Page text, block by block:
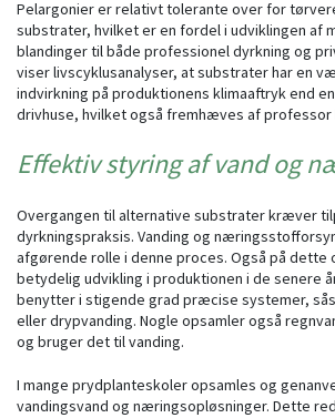
Pelargonier er relativt tolerante over for
substrater, hvilket er en fordel i udviklingen af
blandinger til både professionel dyrkning og
viser livscyklusanalyser, at substrater har en
indvirkning på produktionens klimaaftryk end
drivhuse, hvilket også fremhæves af professor
Effektiv styring af vand og
Overgangen til alternative substrater kræver
dyrkningspraksis. Vanding og
afgørende rolle i denne proces. Også på dette
betydelig udvikling i produktionen i de senere
benytter i stigende grad præcise systemer,
eller drypvanding. Nogle opsamler også
og bruger det til vanding.
I mange prydplanteskoler opsamles og
vandingsvand og næringsopløsninger. Dette